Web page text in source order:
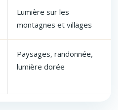
Lumière sur les
montagnes et villages
Paysages, randonnée,
lumière dorée